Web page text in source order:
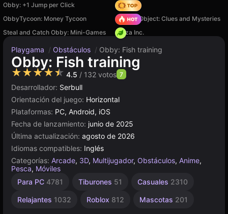
Obby: +1 Jump per Click
Hedgies
ObbyTycoon: Money Tycoon
Hidden Object: Clues and Mysteries
Steal and Catch Obby: Mini-Games
Pizza Inc.
Playgama / Obstáculos / Obby: Fish training
Obby: Fish training
★★★★★ 4.5 / 132 votos 7
Desarrollador: Serbull
Orientación del juego: Horizontal
Plataformas: PC, Android, iOS
Fecha de lanzamiento: junio de 2025
Última actualización: agosto de 2026
Idiomas compatibles: Inglés
Categorías: Arcade, 3D, Multijugador, Obstáculos, Anime,
Pesca, Móviles
Para PC 4781 Tiburones 51 Casuales 2310
Relajantes 1032 Roblox 812 Mascotas 201
Sin
2848
Competitivos
Carreras
Resistencia
Agilidad
Escritorio
Para
1480
Browser
Unity
línea